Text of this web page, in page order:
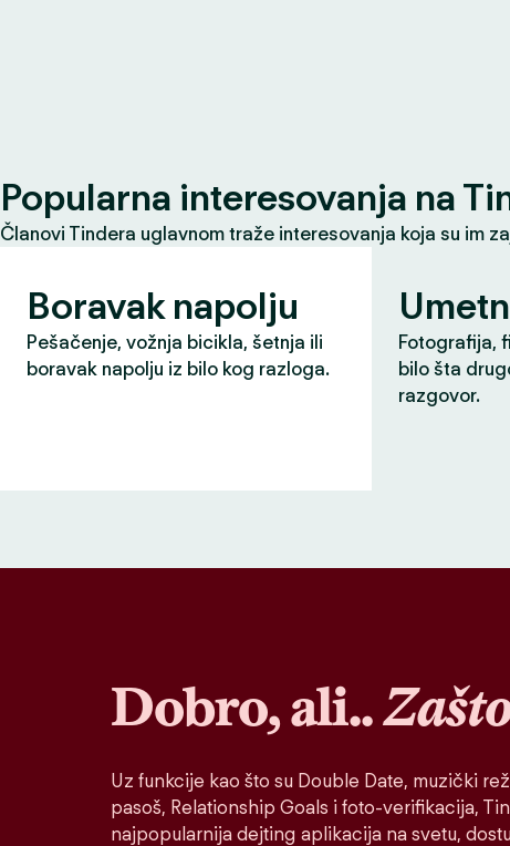
Popularna interesovanja na
Članovi Tindera uglavnom traže interesovanja koja su im
Boravak napolju
Pešačenje, vožnja bicikla, šetnja ili
boravak napolju iz bilo kog razloga.
Fotografija,
bilo šta
razgovor.
Dobro, ali..
Uz funkcije kao što su Double Date, muzički
pasoš, Relationship Goals i foto-verifikacija,
najpopularnija dejting aplikacija na svetu,